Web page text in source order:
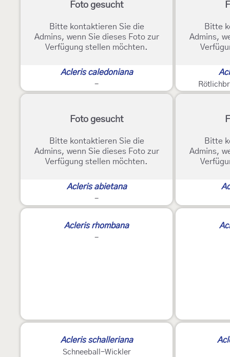
Foto gesucht
Bitte kontaktieren Sie die
Admins, wenn Sie dieses Foto zur
Verfügung stellen möchten.
Acleris caledoniana
-
Bitte
Admins,
Foto gesucht
Bitte kontaktieren Sie die
Admins, wenn Sie dieses Foto zur
Verfügung stellen möchten.
Acleris abietana
-
Bitte
Admins,
Acleris rhombana
-
Acleris schalleriana
Schneeball-Wickler